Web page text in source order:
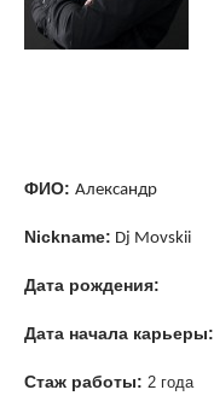
ФИО: Александр
Nickname: Dj Movskii
Дата рождения:
Дата начала карьеры:
Стаж работы: 2 года